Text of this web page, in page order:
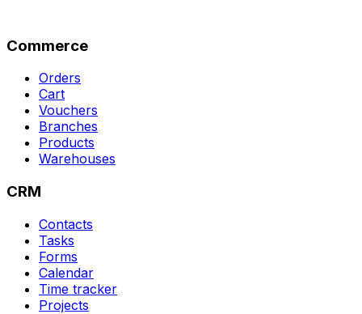
Commerce
Orders
Cart
Vouchers
Branches
Products
Warehouses
CRM
Contacts
Tasks
Forms
Calendar
Time tracker
Projects